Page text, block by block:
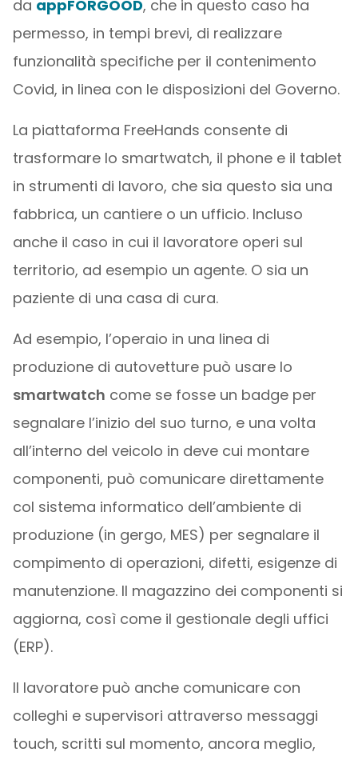
da appFORGOOD, che in questo caso ha
permesso, in tempi brevi, di realizzare
funzionalità specifiche per il contenimento
Covid, in linea con le disposizioni del Governo.
La piattaforma FreeHands consente di
trasformare lo smartwatch, il phone e il tablet
in strumenti di lavoro, che sia questo sia una
fabbrica, un cantiere o un ufficio. Incluso
anche il caso in cui il lavoratore operi sul
territorio, ad esempio un agente. O sia un
paziente di una casa di cura.
Ad esempio, l’operaio in una linea di
produzione di autovetture può usare lo
smartwatch come se fosse un badge per
segnalare l’inizio del suo turno, e una volta
all’interno del veicolo in deve cui montare
componenti, può comunicare direttamente
col sistema informatico dell’ambiente di
produzione (in gergo, MES) per segnalare il
compimento di operazioni, difetti, esigenze di
manutenzione. Il magazzino dei componenti si
aggiorna, così come il gestionale degli uffici
(ERP).
Il lavoratore può anche comunicare con
colleghi e supervisori attraverso messaggi
touch, scritti sul momento, ancora meglio,